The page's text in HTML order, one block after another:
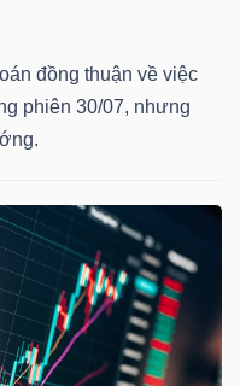
đồng thuận về việc
phiên 30/07, nhưng